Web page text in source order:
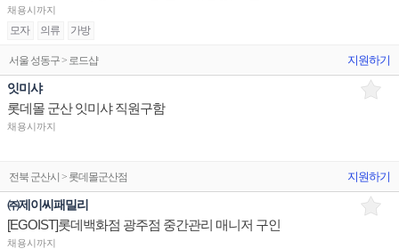
채용시까지
모자 의류 가방
서울 성동구 > 로드샵 지원하기
잇미샤
롯데몰 군산 잇미샤 직원구함
채용시까지
전북 군산시 > 롯데몰군산점 지원하기
㈜제이씨패밀리
[EGOIST]롯데백화점 광주점 중간관리 매니저 구인
채용시까지